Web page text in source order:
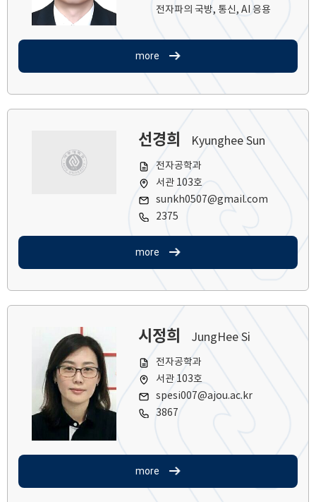
전자파의 국방, 통신, AI 응용
more
선경희 Kyunghee Sun
전자공학과
서관 103호
sunkh0507@gmail.com
2375
more
시정희 JungHee Si
전자공학과
서관 103호
spesi007@ajou.ac.kr
3867
more